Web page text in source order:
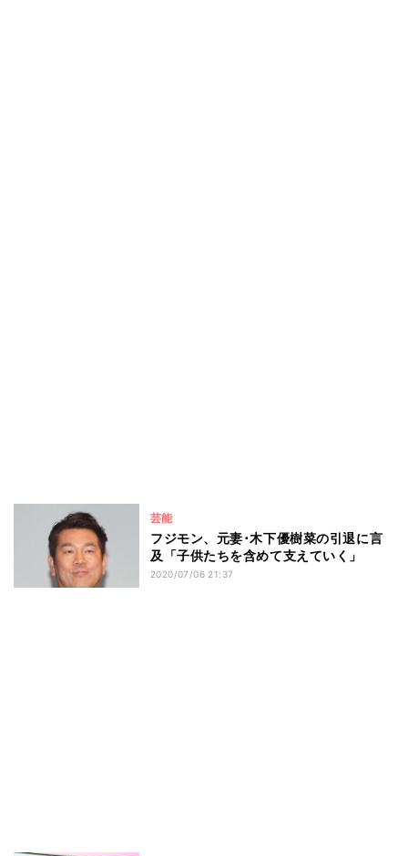
芸能
フジモン、元妻･木下優樹菜の引退に言
及「子供たちを含めて支えていく」
2020/07/06 21:37